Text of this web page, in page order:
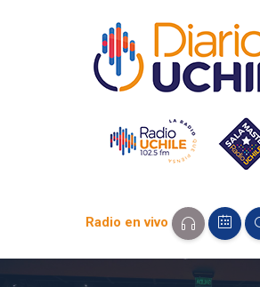
Radio en vivo